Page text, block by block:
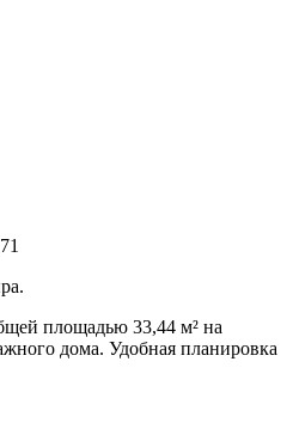
площадью 33,44 м² на
дома. Удобная планировка